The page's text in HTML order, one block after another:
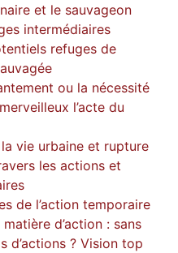
et le sauvageon
intermédiaires
refuges de
ou la nécessité
l’acte du
vie urbaine et rupture
les actions et
de l’action temporaire
d’action : sans
d’actions ? Vision top